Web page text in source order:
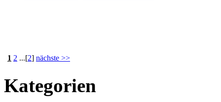
1 2 ...[2] nächste >>
Kategorien